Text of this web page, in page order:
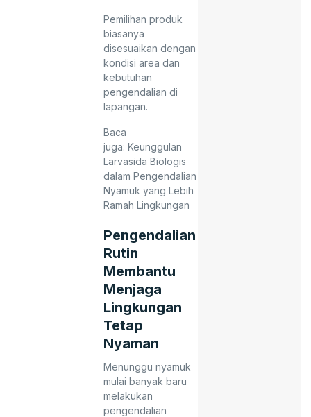
Pemilihan produk
biasanya
disesuaikan dengan
kondisi area dan
kebutuhan
pengendalian di
lapangan.
Baca
juga:Keunggulan
Larvasida Biologis
dalam Pengendalian
Nyamuk yang Lebih
Ramah Lingkungan
Pengendalian
Rutin
Membantu
Menjaga
Lingkungan
Tetap
Nyaman
Menunggu nyamuk
mulai banyak baru
melakukan
pengendalian